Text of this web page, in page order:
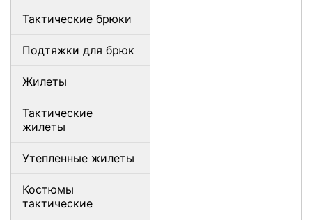
Тактические брюки
Подтяжки для брюк
Жилеты
Тактические
жилеты
Утепленные жилеты
Костюмы
тактические